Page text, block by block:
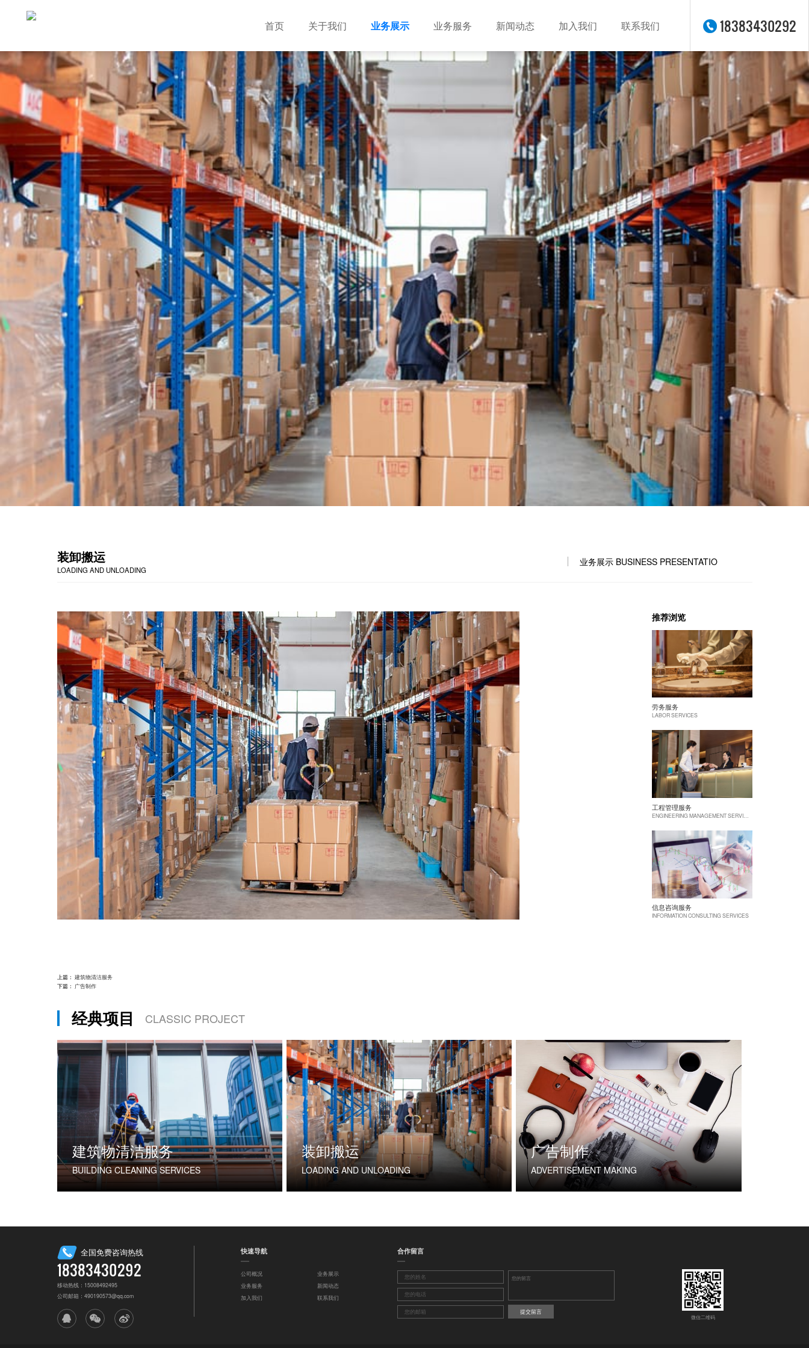
首页 关于我们 业务展示 业务服务 新闻动态 加入我们 联系我们 18383430292
装卸搬运
LOADING AND UNLOADING
业务展示 BUSINESS PRESENTATIO
上篇： 建筑物清洁服务
下篇： 广告制作
推荐浏览
劳务服务
LABOR SERVICES
工程管理服务
信息咨询服务
INFORMATION CONSULTING SERVICES
经典项目 CLASSIC PROJECT
建筑物清洁服务
BUILDING CLEANING SERVICES
装卸搬运
LOADING AND UNLOADING
广告制作
ADVERTISEMENT MAKING
全国免费咨询热线
18383430292
移动热线：15008492495
公司邮箱：490190573@qq.com
快速导航
公司概况
业务展示
业务服务
新闻动态
加入我们
联系我们
合作留言
提交留言
微信二维码